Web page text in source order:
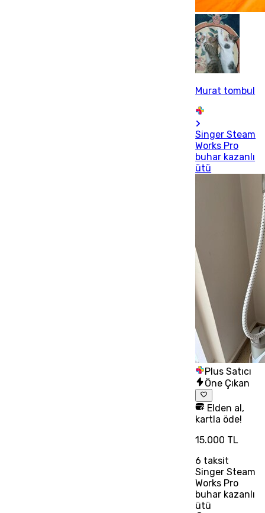
Murat tombul
Singer Steam
Works Pro
buhar kazanlı
ütü
Plus Satıcı
Öne Çıkan
Elden al,
kartla öde!
15.000 TL
6 taksit
Singer Steam
Works Pro
buhar kazanlı
ütü